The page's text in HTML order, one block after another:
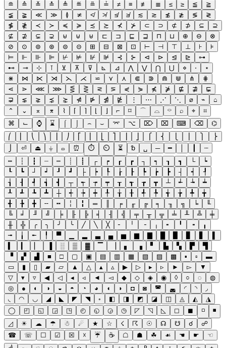
≘
≙ ≚ ≛ ≜ ≝ ≞ ≟ ≠ ≡ ≢ ≣ ≤ ≥ ≦
≧
≨
≩ ≪ ≫ ≬ ≭ ≮ ≯ ≰ ≱ ≲ ≳ ≴ ≵ ≶
≷
≸
≹ ≺ ≻ ≼ ≽ ≾ ≿ ⊀ ⊁ ⊂ ⊃ ⊄ ⊅ ⊆
⊇
⊈
⊉ ⊊ ⊋ ⊌ ⊍ ⊎ ⊏ ⊐ ⊑ ⊒ ⊓ ⊔ ⊕ ⊖
⊗
⊘
⊙ ⊚ ⊛ ⊜ ⊝ ⊞ ⊟ ⊠ ⊡ ⊢ ⊣ ⊤ ⊥ ⊦
⊧
⊨
⊩ ⊪ ⊫ ⊬ ⊭ ⊮ ⊯ ⊰ ⊱ ⊲ ⊳ ⊴ ⊵
⊶
⊷
⊸ ⊹ ⊺ ⊻ ⊼ ⊽ ⊾ ⊿ ⋀ ⋁ ⋂ ⋃ ⋄ ⋅
⋆
⋇
⋈ ⋉ ⋊ ⋋ ⋌ ⋍ ⋎ ⋏ ⋐ ⋑ ⋒ ⋓ ⋔
⋕
⋖
⋗ ⋘ ⋙ ⋚ ⋛ ⋜ ⋝ ⋞ ⋟ ⋠ ⋡ ⋢ ⋣
⋤
⋥
⋦ ⋧ ⋨ ⋩ ⋪ ⋫ ⋬ ⋭ ⋮ ⋯ ⋰ ⋱ ⌀ ⌁
⌂
⌃
⌄ ⌅ ⌆ ⌇ ⌈ ⌉ ⌊ ⌋ ⌐ ⌑ ⌒ ⌓ ⌔ ⌕ ⌖
⌗
⌘
⌙ ⌚ ⌛ ⌠ ⌢ ⌣ ⌤ ⌥ ⌦ ⌧ ⌨ ⌫
⌬
⎛
⎝ ⎞ ⎠ ⎧ ⎨ ⎫
⎬
⏎ ⏏ ⏚ ⏛ ⏰ ⏱ ⏲ ⏳ ␢ ␣ ─ ━
┄
┅
┆ ┇ ┈ ┉ ┊ ┋ ┌ ┍ ┎ ┏ ┐ ┑ ┒ ┓ └
┕
┖
┗ ┘ ┙ ┚ ┛ ├ ┝ ┞ ┟ ┠ ┡ ┢ ┣ ┤ ┥
┦
┧
┨ ┩ ┪ ┫ ┬ ┭ ┮ ┯ ┰ ┱ ┲ ┳ ┴ ┵ ┶
┷
┸
┹ ┺ ┻ ┼ ┽ ┾ ┿ ╀ ╁ ╂ ╃ ╄ ╅ ╆ ╇
╈
╉
╊ ╋ ╌ ╍ ╎ ╏ ═ ╒ ╓ ╔ ╕ ╖ ╗ ╘
╙
╚
╛ ╜ ╝ ╞ ╟ ╠ ╡ ╢ ╣ ╤ ╥ ╦ ╧ ╨ ╩
╪
╫
╬ ╭ ╮ ╯ ╰ ╱ ╲ ╳ ╴ ╵ ╶ ╷ ╸ ╹ ╺
╻
╼
╽ ╾ ╿ ▀ ▂ ▃ ▄ ▅ ▆
░ ▒ ▓ ▔ ▖ ▗ ▘ ▙ ▚ ▛
▜
▝
▞ ▟ ■ □ ▢ ▣ ▤ ▥ ▦ ▧ ▨ ▩ ▪ ▫
▬
▭
▮ ▯ ▰ ▱ ▲ △ ▴ ▵ ▶ ▷ ▸ ▹ ► ▻
▼
▽
▾ ▿ ◀ ◁ ◂ ◃ ◄ ◅ ◆ ◇ ◈ ◉ ◊ ○ ◌
◍
◎
● ◐ ◑ ◒ ◓ ◔ ◕ ◖ ◗ ◘ ◙ ◚ ◛ ◜ ◝
◞
◟
◠ ◡ ◢ ◣ ◤ ◥ ◦ ◧ ◨ ◩ ◪ ◫ ◬ ◭
◮
◯
◰ ◱ ◲ ◳ ◴ ◵ ◶ ◷ ◸ ◹ ◺ ◻ ◼ ◽
◾
◿
☀ ☁ ☂ ☃ ☄ ★ ☆ ☇ ☈ ☉ ☊ ☋ ☌
☍
☎
☏ ☐ ☑ ☒ ☓ ☔ ☕ ☖ ☗ ☘ ☙ ☚ ☛
☜